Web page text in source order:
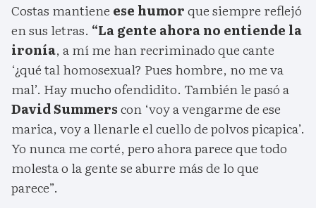
Costas mantiene ese humorque siempre reflejó
en sus letras. “La gente ahora no entiende la
ironía, a mí me han recriminado que cante
‘¿qué tal homosexual? Pues hombre, no me va
mal’. Hay mucho ofendidito. También le pasó a
David Summerscon ‘voy a vengarme de ese
marica, voy a llenarle el cuello de polvos picapica’.
Yo nunca me corté, pero ahora parece que todo
molesta o la gente se aburre más de lo que
parece”.